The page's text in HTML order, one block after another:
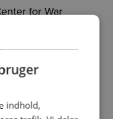
for War
65, 5230,
indhold,